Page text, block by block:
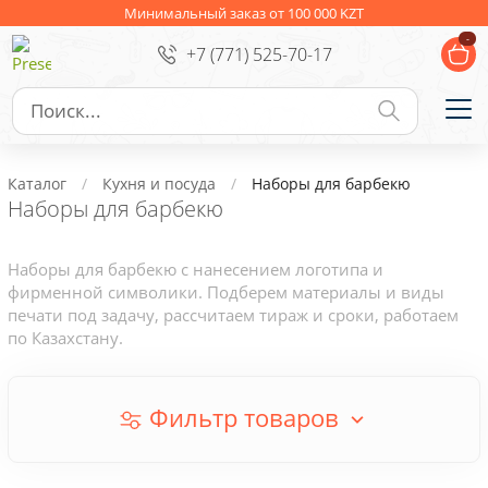
Минимальный заказ от 100 000 KZT
+7 (771) 525-70-17
-
Ежедневники Новогодние подарки
Сувениры к праздникам Упаковка
Личные аксессуары
Деловые подарки
Каталог Кухня и посуда Наборы для барбекю
Наборы для барбекю
Наборы для барбекю с нанесением логотипа и
фирменной символики. Подберем материалы и виды
печати под задачу, рассчитаем тираж и сроки, работаем
по Казахстану.
Фильтр товаров